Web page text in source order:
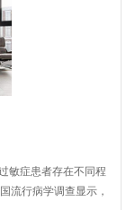
敏症患者存在不同程
流行病学调查显示，